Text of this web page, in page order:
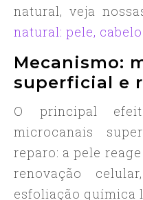
natural, veja
natural: pele,
Mecanismo:
superficial e
O principal
microcanais
reparo: a pele
renovação
esfoliação química